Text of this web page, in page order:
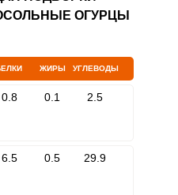
ОГУРЦЫ
ЖИРЫ УГЛЕВОДЫ
0.8 0.1 2.5
6.5 0.5 29.9